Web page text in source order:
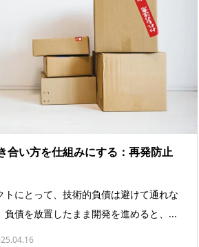
合い方を仕組みにする：再発防止
トにとって、技術的負債は避けて通れな
負債を放置したまま開発を進めると、...